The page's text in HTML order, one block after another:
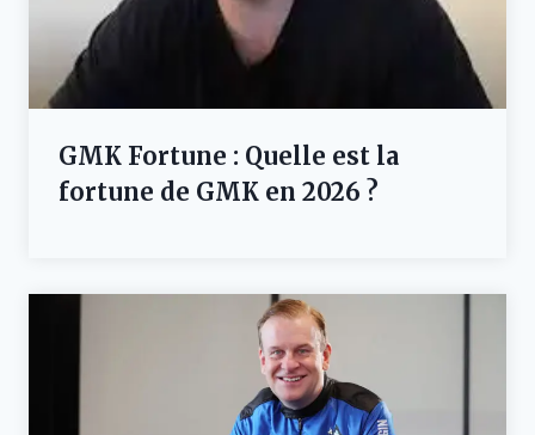
GMK Fortune : Quelle est la
fortune de GMK en 2026 ?